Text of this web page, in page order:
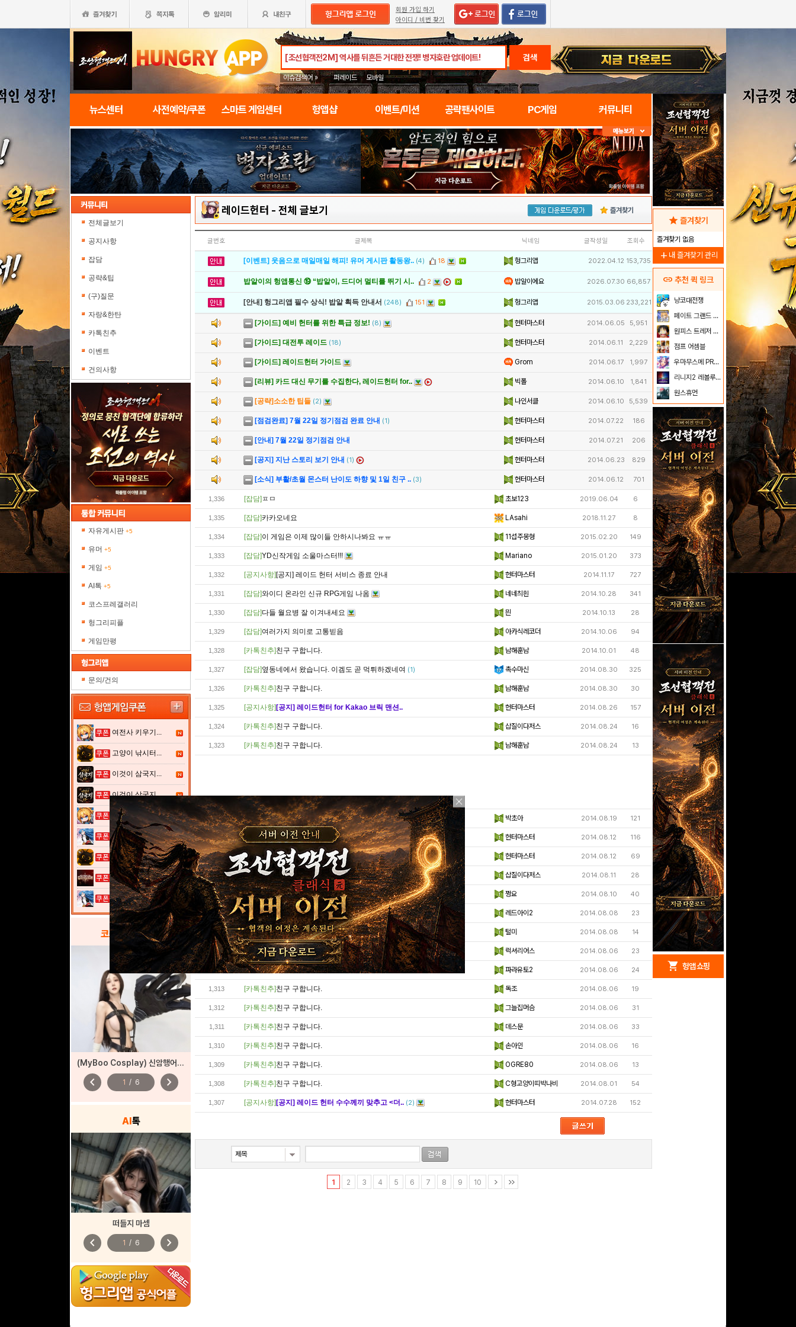
회원 가입 하기
아이디 / 비번 찾기
검색
이슈검색어 » 퍼레이드 모바일
뉴스센터 사전예약/쿠폰 스마트 게임센터 헝앱샵 이벤트/미션 공략팬사이트 PC게임 커뮤니티
전체글보기
공지사항
잡담
공략&팁
(구)질문
자랑&한탄
카톡친추
이벤트
건의사항
자유게시판 +5
유머 +5
게임 +5
AI톡 +5
코스프레갤러리
헝그리피플
게임만평
문의/건의
여전사 키우기...
고양이 낚시터...
이것이 삼국지...
이것이 삼국지...
여전사 키우기...
열혈강호: 넥...
고양이 낚시터...
그레이 사가
열혈강호: 넥...
코스프레 갤러리
(MyBoo Cosplay) 신암행어사 산도(춘향)
chevron_left 1 / 6 chevron_right
AI톡
떠들지 마셈
chevron_left 1 / 6 chevron_right
레이드헌터 - 전체 글보기 즐겨찾기
글번호 글제목 닉네임 글작성일 조회수
[이벤트] 웃음으로 매일매일 해피! 유머 게시판 활동왕.. (4) 18 헝그리앱 2022.04.12 153,735
밥알이의 헝앱통신 ⑲ “밥알이, 드디어 멀티를 뛰기 시.. 2 밥알이에요 2026.07.30 66,857
[안내] 헝그리앱 필수 상식! 밥알 획득 안내서 (248) 151 헝그리앱 2015.03.06 233,221
[가이드] 예비 헌터를 위한 특급 정보! (8) 헌터마스터 2014.06.05 5,951
[가이드] 대전투 레이드 (18) 헌터마스터 2014.06.11 2,229
[가이드] 레이드헌터 가이드 Grom 2014.06.17 1,997
[리뷰] 카드 대신 무기를 수집한다, 레이드헌터 for.. 빅폴 2014.06.10 1,841
[공략]소소한 팁들 (2) 나인서클 2014.06.10 5,539
[점검완료] 7월 22일 정기점검 완료 안내 (1) 헌터마스터 2014.07.22 186
[안내] 7월 22일 정기점검 안내 헌터마스터 2014.07.21 206
[공지] 지난 스토리 보기 안내 (1) 헌터마스터 2014.06.23 829
[소식] 부활/초월 몬스터 난이도 하향 및 1일 친구 .. (3) 헌터마스터 2014.06.12 701
1,336 [잡담] ㅍㅁ 초보123 2019.06.04 6
1,335 [잡담]카카오네요 LAsahi 2018.11.27 8
1,334 [잡담]이 게임은 이제 많이들 안하시나봐요 ㅠㅠ 11섭주몽형 2015.02.20 149
1,333 [잡담]YD신작게임 소울마스터!!! Mariano 2015.01.20 373
1,332 [공지사항] [공지] 레이드 헌터 서비스 종료 안내 헌터마스터 2014.11.17 727
1,331 [잡담]와이디 온라인 신규 RPG게임 나옴 네네츼흰 2014.10.28 341
1,330 [잡담]다들 월요병 잘 이겨내세요 믠 2014.10.13 28
1,329 [잡담]여러가지 의미로 고통빋음 아카식레코더 2014.10.06 94
1,328 [카톡친추]친구 구합니다. 남해훈남 2014.10.01 48
1,327 [잡담]옆동네에서 왔습니다. 이겜도 곧 먹튀하겠네여 (1) 촉수마신 2014.08.30 325
1,326 [카톡친추]친구 구합니다. 남해훈남 2014.08.30 30
1,325 [공지사항] [공지] 레이드헌터 for Kakao 브릭 맨션.. 헌터마스터 2014.08.26 157
1,324 [카톡친추]친구 구합니다. 삽질이다저스 2014.08.24 16
1,323 [카톡친추]친구 구합니다. 남해훈남 2014.08.24 13
1,322 [잡담]사전코드 쓰세요 박초아 2014.08.19 121
1,321 [공지사항][공지] 폴 워커 주연 영화! 폭탄 폭발을 막아.. (4) 헌터마스터 2014.08.12 116
1,320 [공지사항][공지] 레이드헌터 for Kakao 더기버 영.. 헌터마스터 2014.08.12 69
1,319 [카톡친추] 친구 구합니다. 삽질이다저스 2014.08.11 28
1,318 [카톡친추]친구 구합니다. 쩡요 2014.08.10 40
1,317 [카톡친추]친구 구합니다. 레드아이2 2014.08.08 23
1,316 [카톡친추]친구 구합니다. 털미 2014.08.08 14
1,315 [카톡친추]친구 구합니다. 럭셔리어스 2014.08.06 23
1,314 [카톡친추]친구 구합니다. 파라유토2 2014.08.06 24
1,313 [카톡친추]친구 구합니다. 독조 2014.08.06 19
1,312 [카톡친추]친구 구합니다. 그늘집머슴 2014.08.06 31
1,311 [카톡친추]친구 구합니다. 데스문 2014.08.06 33
1,310 [카톡친추]친구 구합니다. 손아인 2014.08.06 16
1,309 [카톡친추]친구 구합니다. OGRE80 2014.08.06 13
1,308 [카톡친추]친구 구합니다. C형고양이띠박나비 2014.08.01 54
1,307 [공지사항] [공지] 레이드 헌터 수수께끼 맞추고 <더.. (2) 헌터마스터 2014.07.28 152
1 2 3 4 5 6 7 8 9 10
star 즐겨찾기
즐겨찾기 없음
add 내 즐겨찾기 관리
link 추천 퀵 링크
냥코대전쟁
페이트 그랜드 오더
원피스 트레저 크루즈
점프 어셈블
우마무스메 PRETTY DERBY
리니지2 레볼루션
원스휴먼
redeem 헝앱 경품
문화상품권 10000원
(추첨)
100
구글 플레이 기프트카드
100
shopping_cart 헝앱 쇼핑